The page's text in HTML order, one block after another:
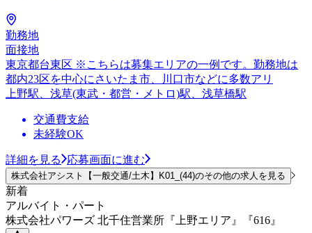
勤務地
面接地
東京都台東区 ※こちらは募集エリアの一例です。勤務地は
都内23区を中心にさいたま市、川口市などに多数アリ
上野駅、浅草(東武・都営・メトロ)駅、浅草橋駅
交通費支給
未経験OK
詳細を見る 応募画面に進む
株式会社アシスト【一般交通/土木】K01_(44)のその他の求人を見る
新着
アルバイト・パート
株式会社パワーズ 北千住営業所『上野エリア』『616』